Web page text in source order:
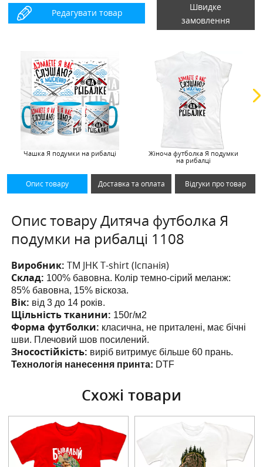
Редагувати товар
Швидке
замовлення
Чашка Я подумки на рибалці
Жіноча футболка Я подумки
на рибалці
Опис товару Доставка та оплата Відгуки про товар
Опис товару Дитяча футболка Я
подумки на рибалці 1108
Виробник:ТМ JHK T-shirt (Іспанія)
Склад: 100% бавовна. Колір темно-сірий меланж:
85% бавовна, 15% віскоза.
Вік: від 3 до 14 років.
Щільність тканини: 150г/м2
Форма футболки: класична, не приталені, має бічні
шви. Плечовий шов посилений.
Зносостійкість: виріб витримує більше 60 прань.
Технологія нанесення принта: DTF
Схожі товари